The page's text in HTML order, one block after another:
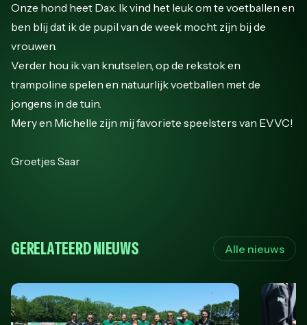
Onze hond heet Dax. Ik vind het leuk om te voetballen en
ben blij dat ik de pupil van de week mocht zijn bij de
vrouwen.
Verder hou ik van knutselen, op de rekstok en
trampoline spelen en natuurlijk voetballen met de
jongens in de tuin.
Mery en Michelle zijn mij favoriete speelsters van EVVC!
Groetjes Saar
GERELATEERD NIEUWS Alle nieuws